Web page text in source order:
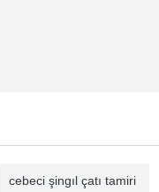
cebeci şingıl çatı tamiri